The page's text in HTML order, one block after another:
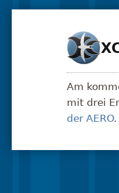
Am
mit drei
der AERO.